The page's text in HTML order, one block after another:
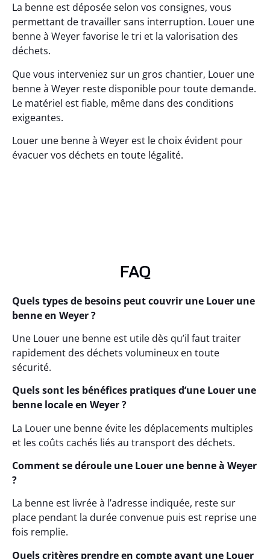
La benne est déposée selon vos consignes, vous
permettant de travailler sans interruption. Louer une
benne à Weyer favorise le tri et la valorisation des
déchets.
Que vous interveniez sur un gros chantier, Louer une
benne à Weyer reste disponible pour toute demande.
Le matériel est fiable, même dans des conditions
exigeantes.
Louer une benne à Weyer est le choix évident pour
évacuer vos déchets en toute légalité.
FAQ
Quels types de besoins peut couvrir une Louer une
benne en Weyer ?
Une Louer une benne est utile dès qu’il faut traiter
rapidement des déchets volumineux en toute
sécurité.
Quels sont les bénéfices pratiques d’une Louer une
benne locale en Weyer ?
La Louer une benne évite les déplacements multiples
et les coûts cachés liés au transport des déchets.
Comment se déroule une Louer une benne à Weyer
?
La benne est livrée à l’adresse indiquée, reste sur
place pendant la durée convenue puis est reprise une
fois remplie.
Quels critères prendre en compte avant une Louer